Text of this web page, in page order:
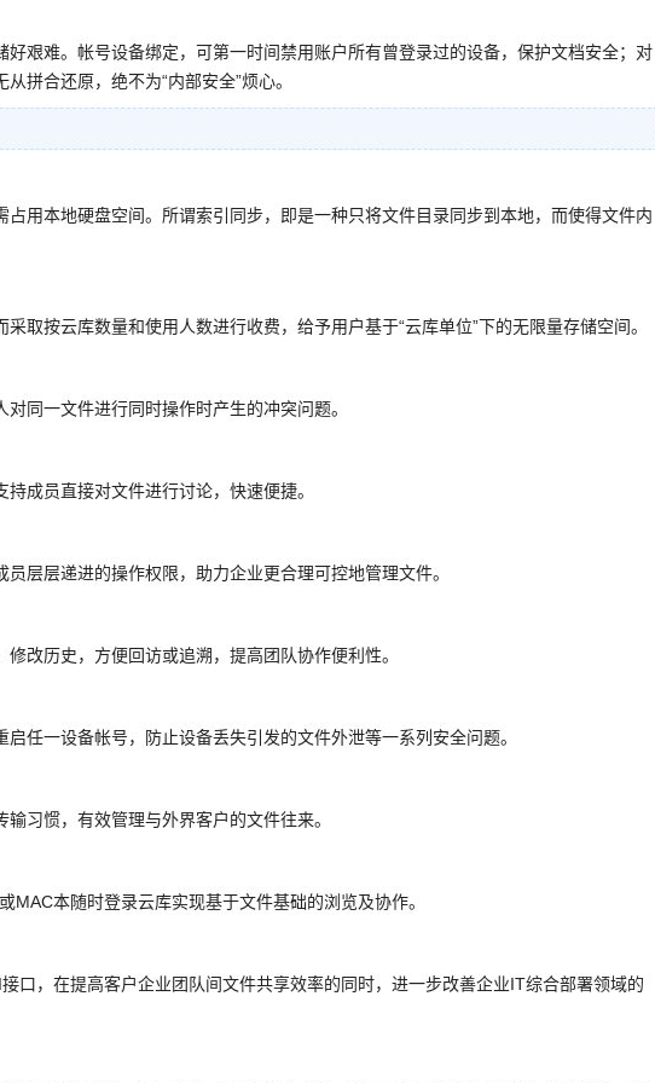
艰难。帐号设备绑定，可第一时间禁用账户所有曾登录过的设备，保护文档安全；对
拼合还原，绝不为“内部安全”烦心。
占用本地硬盘空间。所谓索引同步，即是一种只将文件目录同步到本地，而使得文件内
取按云库数量和使用人数进行收费，给予用户基于“云库单位”下的无限量存储空间。
同一文件进行同时操作时产生的冲突问题。
成员直接对文件进行讨论，快速便捷。
层层递进的操作权限，助力企业更合理可控地管理文件。
改历史，方便回访或追溯，提高团队协作便利性。
任一设备帐号，防止设备丢失引发的文件外泄等一系列安全问题。
习惯，有效管理与外界客户的文件往来。
本随时登录云库实现基于文件基础的浏览及协作。
口，在提高客户企业团队间文件共享效率的同时，进一步改善企业IT综合部署领域的